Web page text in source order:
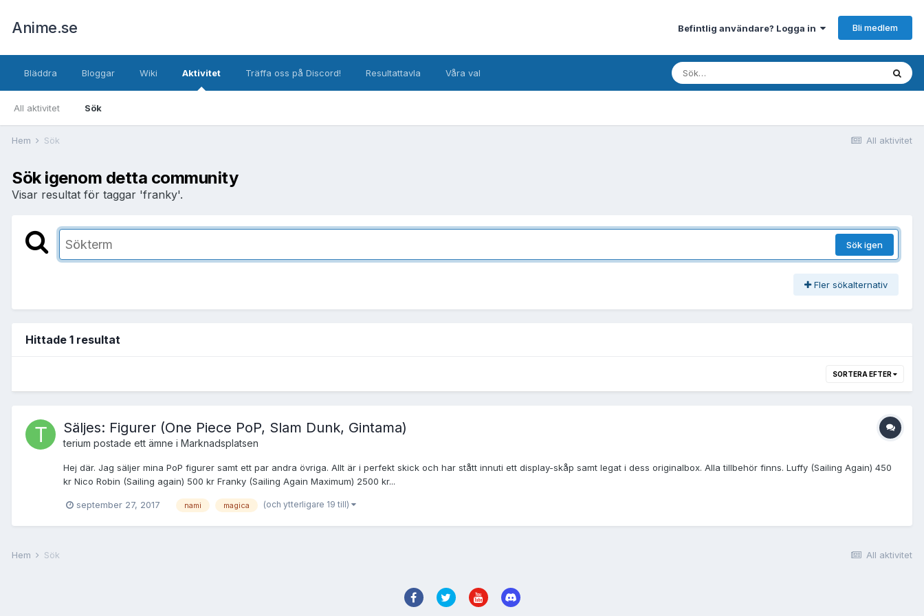
Anime.se Befintlig användare? Logga in Bli medlem
Bläddra Bloggar Wiki Aktivitet
All aktivitet Sök
Träffa oss på Discord! Resultattavla Våra val
All aktivitet
Hem Sök
Sök igenom detta community
Visar resultat för taggar 'franky'.
Sök igen
Fler sökalternativ
Hittade 1 resultat
SORTERA EFTER
Säljes: Figurer (One Piece PoP, Slam Dunk, Gintama)
terium postade ett ämne i Marknadsplatsen
Hej där. Jag säljer mina PoP figurer samt ett par andra övriga. Allt är i perfekt skick och har stått innuti ett display-skåp samt legat i dess originalbox. Alla tillbehör finns. Luffy (Sailing Again) 450
kr Nico Robin (Sailing again) 500 kr Franky (Sailing Again Maximum) 2500 kr...
september 27, 2017 nami magica (och ytterligare 19 till)
All aktivitet
Hem Sök